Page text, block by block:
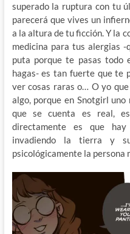
superado la ruptura con tu
parecerá que vives un
a la altura de tu ficción. Y la
medicina para tus alergias
puta porque te pasas todo
hagas- es tan fuerte que te
ver cosas raras o… O yo
algo, porque en Snotgirl
que se cuenta es real,
directamente es que hay
invadiendo la tierra y
psicológicamente la persona